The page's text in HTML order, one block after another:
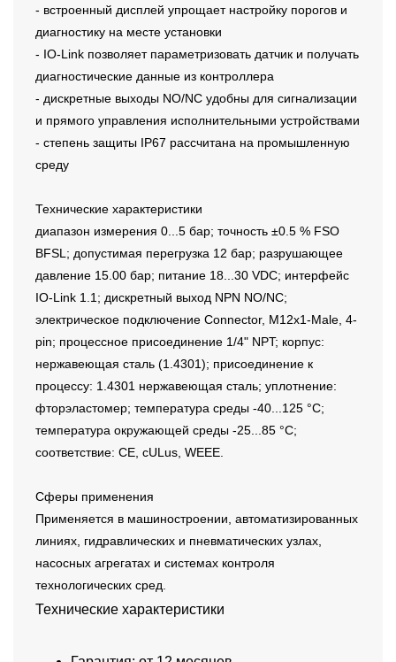
- встроенный дисплей упрощает настройку порогов и
диагностику на месте установки
- IO-Link позволяет параметризовать датчик и получать
диагностические данные из контроллера
- дискретные выходы NO/NC удобны для сигнализации
и прямого управления исполнительными устройствами
- степень защиты IP67 рассчитана на промышленную
среду
Технические характеристики
диапазон измерения 0...5 бар; точность ±0.5 % FSO
BFSL; допустимая перегрузка 12 бар; разрушающее
давление 15.00 бар; питание 18...30 VDC; интерфейс
IO-Link 1.1; дискретный выход NPN NO/NC;
электрическое подключение Connector, M12x1-Male, 4-
pin; процессное присоединение 1/4" NPT; корпус:
нержавеющая сталь (1.4301); присоединение к
процессу: 1.4301 нержавеющая сталь; уплотнение:
фторэластомер; температура среды -40...125 °C;
температура окружающей среды -25...85 °C;
соответствие: CE, cULus, WEEE.
Сферы применения
Применяется в машиностроении, автоматизированных
линиях, гидравлических и пневматических узлах,
насосных агрегатах и системах контроля
технологических сред.
Технические характеристики